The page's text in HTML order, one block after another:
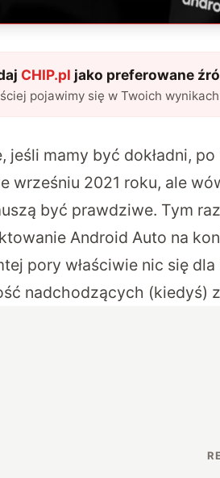
CHIP.pl jako preferowane
pojawimy się w Twoich
jeśli mamy być dokładni,
wrześniu 2021 roku, ale
być prawdziwe. Tym
Android Auto na
pory właściwie nic się
nadchodzących (kiedyś)